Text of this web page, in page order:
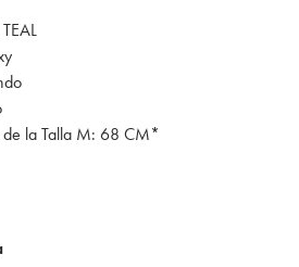
de la Talla M: 68 CM*